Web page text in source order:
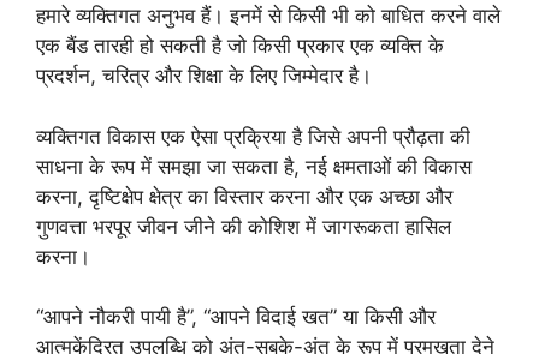
हमारे व्यक्तिगत अनुभव हैं। इनमें से किसी भी को बाधित करने वाले
एक बैंड तारही हो सकती है जो किसी प्रकार एक व्यक्ति के
प्रदर्शन, चरित्र और शिक्षा के लिए जिम्मेदार है।
व्यक्तिगत विकास एक ऐसा प्रक्रिया है जिसे अपनी प्रौढ़ता की
साधना के रूप में समझा जा सकता है, नई क्षमताओं की विकास
करना, दृष्टिक्षेप क्षेत्र का विस्तार करना और एक अच्छा और
गुणवत्ता भरपूर जीवन जीने की कोशिश में जागरूकता हासिल
करना।
“आपने नौकरी पायी है”, “आपने विदाई खत” या किसी और
आत्मकेंद्रित उपलब्धि को अंत-सबके-अंत के रूप में प्रमुखता देने